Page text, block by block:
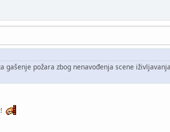
požara zbog nenavođenja scene